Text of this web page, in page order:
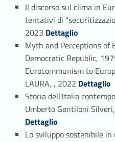
Il discorso sul clima in
tentativi di
2023 Link identifier #identifier_person_49486-1Dettaglio
Myth and Perceptions of
Democratic Republic,
Eurocommunism to
LAURA, , 2022 Link identifier #identifier_person_3989-2Dettaglio
Storia dell'Italia
Umberto Gentiloni
Dettaglio
Lo sviluppo sostenibile